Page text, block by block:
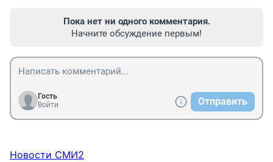
Пока нет ни одного комментария.
Начните обсуждение первым!
Гость
Войти
Отправить
Новости СМИ2